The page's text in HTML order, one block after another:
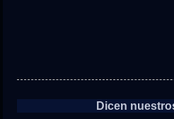
Dicen